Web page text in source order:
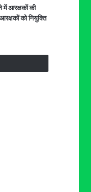
में आरक्षकों की
को नियुक्ति